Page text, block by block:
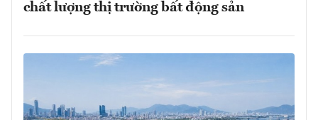
chất lượng thị trường bất động sản